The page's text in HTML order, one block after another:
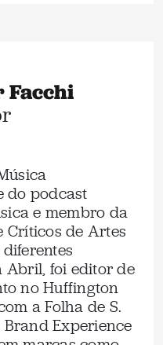
Facchi
do podcast
e membro da
Críticos de Artes
Abril, foi editor de
no Huffington
a Folha de S.
Experience